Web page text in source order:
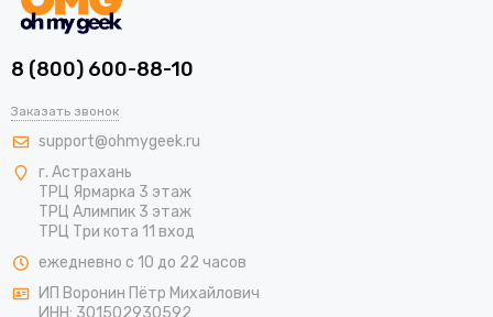
8 (800) 600-88-10
Заказать звонок
support@ohmygeek.ru
г. Астрахань
ТРЦ Ярмарка 3 этаж
ТРЦ Алимпик 3 этаж
ТРЦ Три кота 11 вход
ежедневно с 10 до 22 часов
ИП Воронин Пётр Михайлович